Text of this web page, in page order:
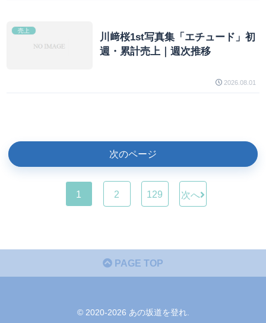
売上
川﨑桜1st写真集「エチュード」初
週・累計売上｜週次推移
2026.08.01
次のページ
1 2 129 次へ
PAGE TOP
© 2020-2026 あの坂道を登れ.